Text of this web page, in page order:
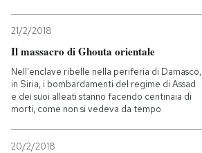
21/2/2018
Il massacro di Ghouta orientale
Nell'enclave ribelle nella periferia di Damasco,
in Siria, i bombardamenti del regime di Assad
e dei suoi alleati stanno facendo centinaia di
morti, come non si vedeva da tempo
20/2/2018